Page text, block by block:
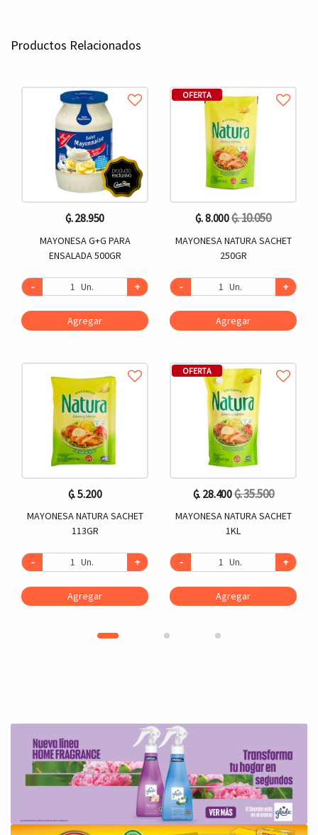
Productos Relacionados
₲. 28.950
MAYONESA G+G PARA
ENSALADA 500GR
- Un. +
Agregar
₲. 5.200
MAYONESA NATURA SACHET
113GR
- Un. +
Agregar
OFERTA
₲. 8.000₲. 10.050
MAYONESA NATURA SACHET
250GR
- Un. +
Agregar
OFERTA
₲. 28.400₲. 35.500
MAYONESA NATURA SACHET
1KL
- Un. +
Agregar